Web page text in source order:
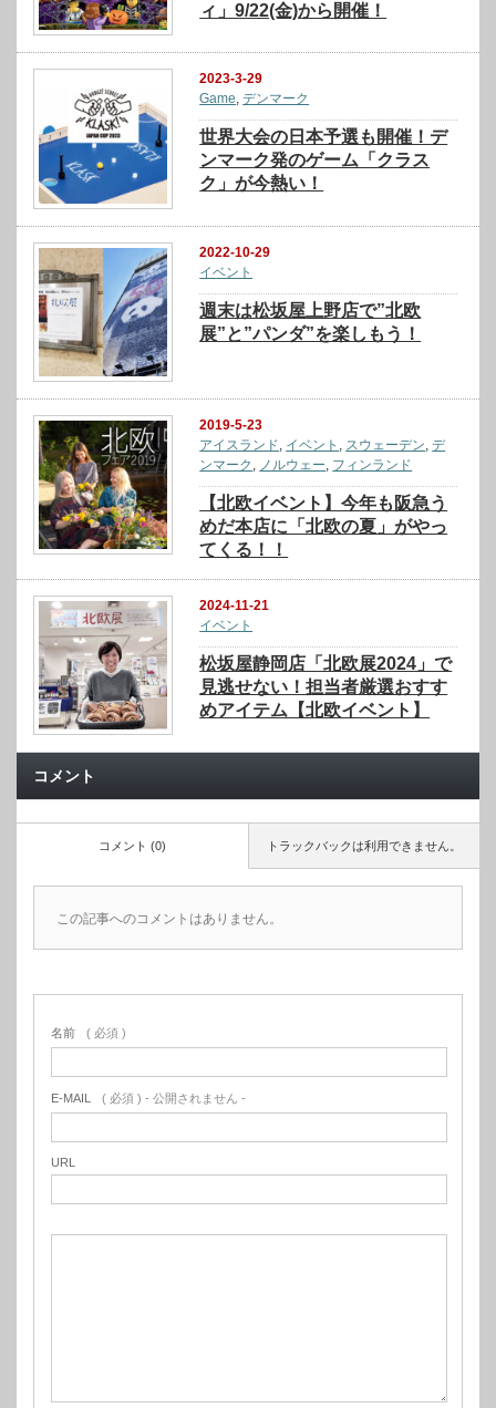
ィ」9/22(金)から開催！
2023-3-29
Game,デンマーク
世界大会の日本予選も開催！デ
ンマーク発のゲーム「クラス
ク」が今熱い！
2022-10-29
イベント
週末は松坂屋上野店で”北欧
展”と”パンダ”を楽しもう！
2019-5-23
アイスランド, イベント , スウェーデン,デ
ンマーク , ノルウェー, フィンランド
【北欧イベント】今年も阪急う
めだ本店に「北欧の夏」がやっ
てくる！！
2024-11-21
イベント
松坂屋静岡店「北欧展2024」で
見逃せない！担当者厳選おすす
めアイテム【北欧イベント】
コメント
トラックバックは利用できません。
コメント (0)
この記事へのコメントはありません。
名前 ( 必須 )
E-MAIL ( 必須 ) - 公開されません -
URL